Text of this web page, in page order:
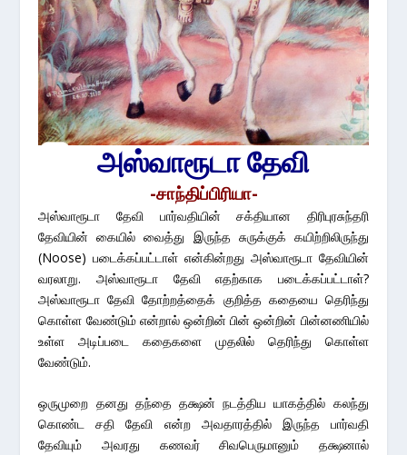
அஸ்வாரூடா தேவி
-சாந்திப்பிரியா-
அஸ்வாரூடா தேவி பார்வதியின் சக்தியான திரிபுரசுந்தரி
தேவியின் கையில் வைத்து இருந்த சுருக்குக் கயிற்றிலிருந்து
(Noose) படைக்கப்பட்டாள் என்கின்றது அஸ்வாரூடா தேவியின்
வரலாறு. அஸ்வாரூடா தேவி எதற்காக படைக்கப்பட்டாள்?
அஸ்வாரூடா தேவி தோற்றத்தைக் குறித்த கதையை தெரிந்து
கொள்ள வேண்டும் என்றால் ஒன்றின் பின் ஒன்றின் பின்னணியில்
உள்ள அடிப்படை கதைகளை முதலில் தெரிந்து கொள்ள
வேண்டும்.
ஒருமுறை தனது தந்தை தக்ஷன் நடத்திய யாகத்தில் கலந்து
கொண்ட சதி தேவி என்ற அவதாரத்தில் இருந்த பார்வதி
தேவியும் அவரது கணவர் சிவபெருமானும் தக்ஷனால்